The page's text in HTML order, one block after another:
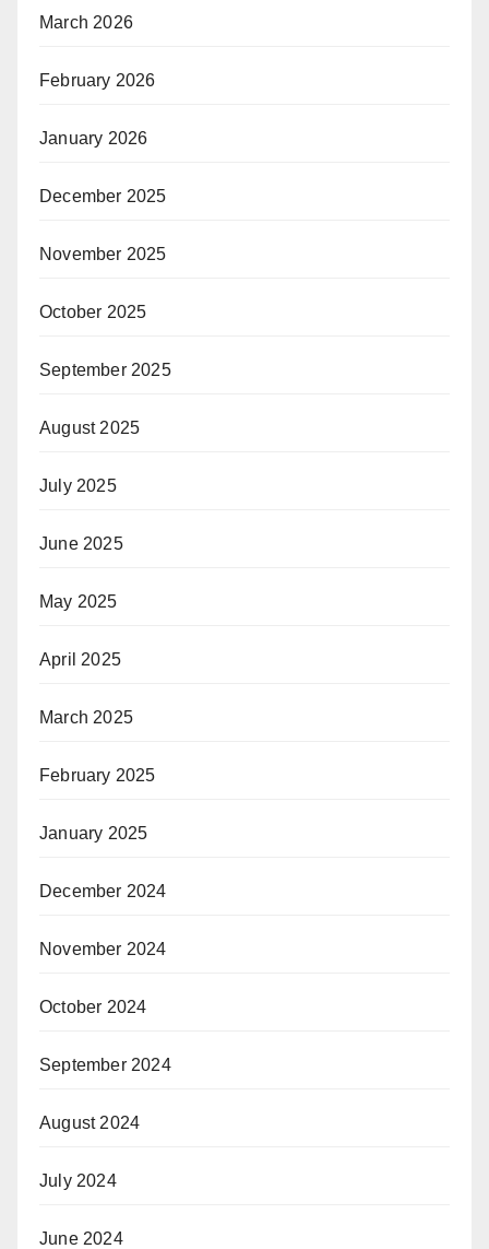
March 2026
February 2026
January 2026
December 2025
November 2025
October 2025
September 2025
August 2025
July 2025
June 2025
May 2025
April 2025
March 2025
February 2025
January 2025
December 2024
November 2024
October 2024
September 2024
August 2024
July 2024
June 2024